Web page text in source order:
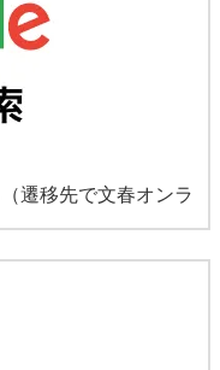
（遷移先で文春オンラ